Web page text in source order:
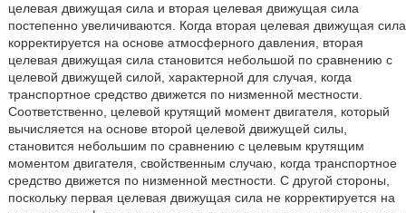
целевая движущая сила и вторая целевая движущая сила
постепенно увеличиваются. Когда вторая целевая движущая сила
корректируется на основе атмосферного давления, вторая
целевая движущая сила становится небольшой по сравнению с
целевой движущей силой, характерной для случая, когда
транспортное средство движется по низменной местности.
Соответственно, целевой крутящий момент двигателя, который
вычисляется на основе второй целевой движущей силы,
становится небольшим по сравнению с целевым крутящим
моментом двигателя, свойственным случаю, когда транспортное
средство движется по низменной местности. С другой стороны,
поскольку первая целевая движущая сила не корректируется на